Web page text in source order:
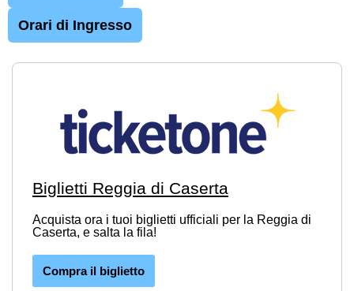
Orari di Ingresso
Biglietti Reggia di Caserta
Acquista ora i tuoi biglietti ufficiali per la Reggia di
Caserta, e salta la fila!
Compra il biglietto